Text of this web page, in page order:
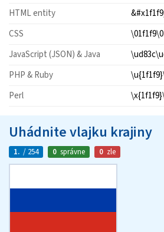
HTML entity
CSS
JavaScript (JSON) & Java
PHP & Ruby
Perl
Uhádnite vlajku krajiny
1. / 254 0 správne 0 zle